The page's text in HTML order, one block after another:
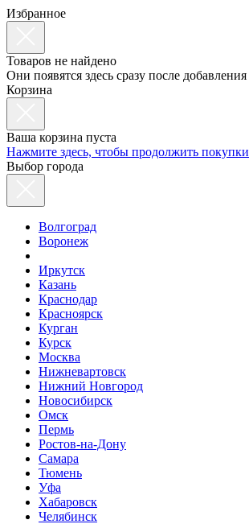
Избранное
Товаров не найдено
Они появятся здесь сразу после добавления
Корзина
Ваша корзина пуста
Нажмите здесь, чтобы продолжить покупки
Выбор города
Волгоград
Воронеж
Иркутск
Казань
Краснодар
Красноярск
Курган
Курск
Москва
Нижневартовск
Нижний Новгород
Новосибирск
Омск
Пермь
Ростов-на-Дону
Самара
Тюмень
Уфа
Хабаровск
Челябинск